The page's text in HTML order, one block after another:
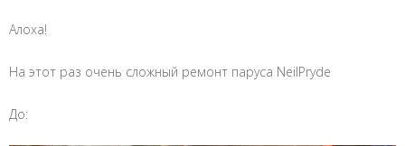
Алоха!
На этот раз очень сложный ремонт паруса NeilPryde
До: